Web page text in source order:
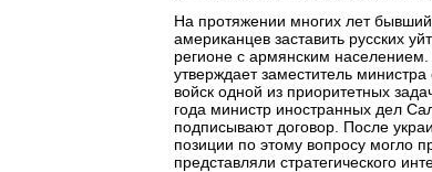
На протяжении многих лет
американцев заставить русских
регионе с армянским населением.
утверждает заместитель
войск одной из приоритетных
года министр иностранных дел
подписывают договор. После
позиции по этому вопросу могло
представляли стратегического